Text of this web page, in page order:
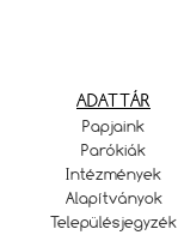
ADATTÁR
Papjaink
Parókiák
Intézmények
Alapítványok
Településjegyzék